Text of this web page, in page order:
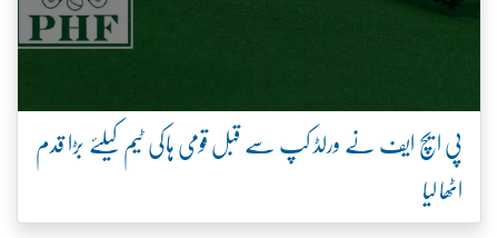
پی ایچ ایف نے ورلڈ کپ سے قبل قومی ہاکی ٹیم کیلئے بڑا قدم
اٹھا لیا